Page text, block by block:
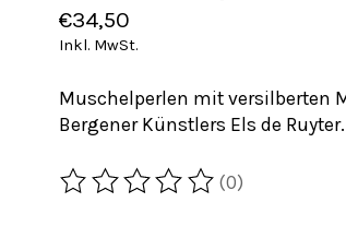
€34,50
Inkl. MwSt.
Muschelperlen mit versilberten
Bergener Künstlers Els de Ruyter.
Die Bewertung dieses Produkts ist
(0)